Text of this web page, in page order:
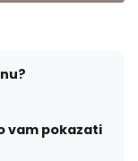
vam pokazati